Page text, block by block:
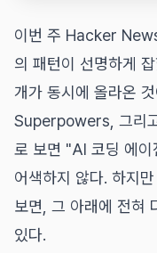
이번 주 Hacker
의 패턴이 선명하게
개가 동시에 올라온
Superpowers, 그리
로 보면 "AI 코딩 에이
어색하지 않다. 하지
보면, 그 아래에 전혀
있다.